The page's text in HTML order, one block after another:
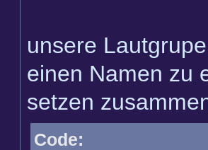
unsere
einen Namen zu
setzen
Code: